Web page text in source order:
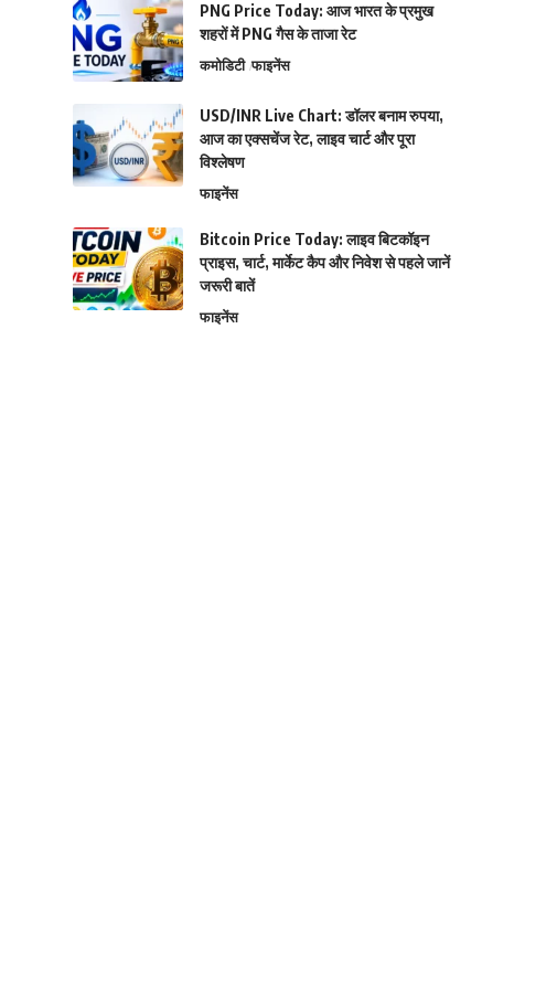
PNG Price Today: आज भारत के प्रमुख
शहरों में PNG गैस के ताजा रेट
कमोडिटी फाइनेंस
USD/INR Live Chart: डॉलर बनाम रुपया,
आज का एक्सचेंज रेट, लाइव चार्ट और पूरा
विश्लेषण
फाइनेंस
Bitcoin Price Today: लाइव बिटकॉइन
प्राइस, चार्ट, मार्केट कैप और निवेश से पहले जानें
जरूरी बातें
फाइनेंस